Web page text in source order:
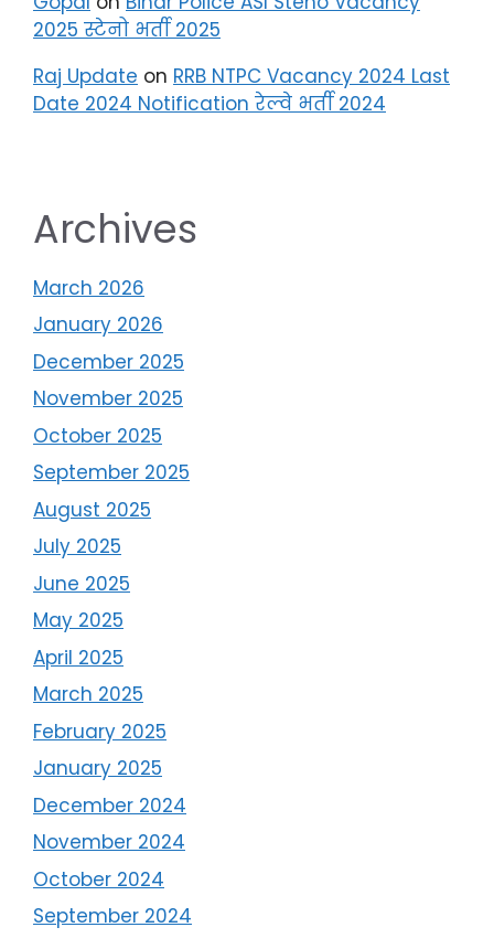
2025 स्टेनो भर्ती 2025
Raj Update on RRB NTPC Vacancy 2024 Last
Date 2024 Notification रेल्वे भर्ती 2024
Archives
March 2026
January 2026
December 2025
November 2025
October 2025
September 2025
August 2025
July 2025
June 2025
May 2025
April 2025
March 2025
February 2025
January 2025
December 2024
November 2024
October 2024
September 2024